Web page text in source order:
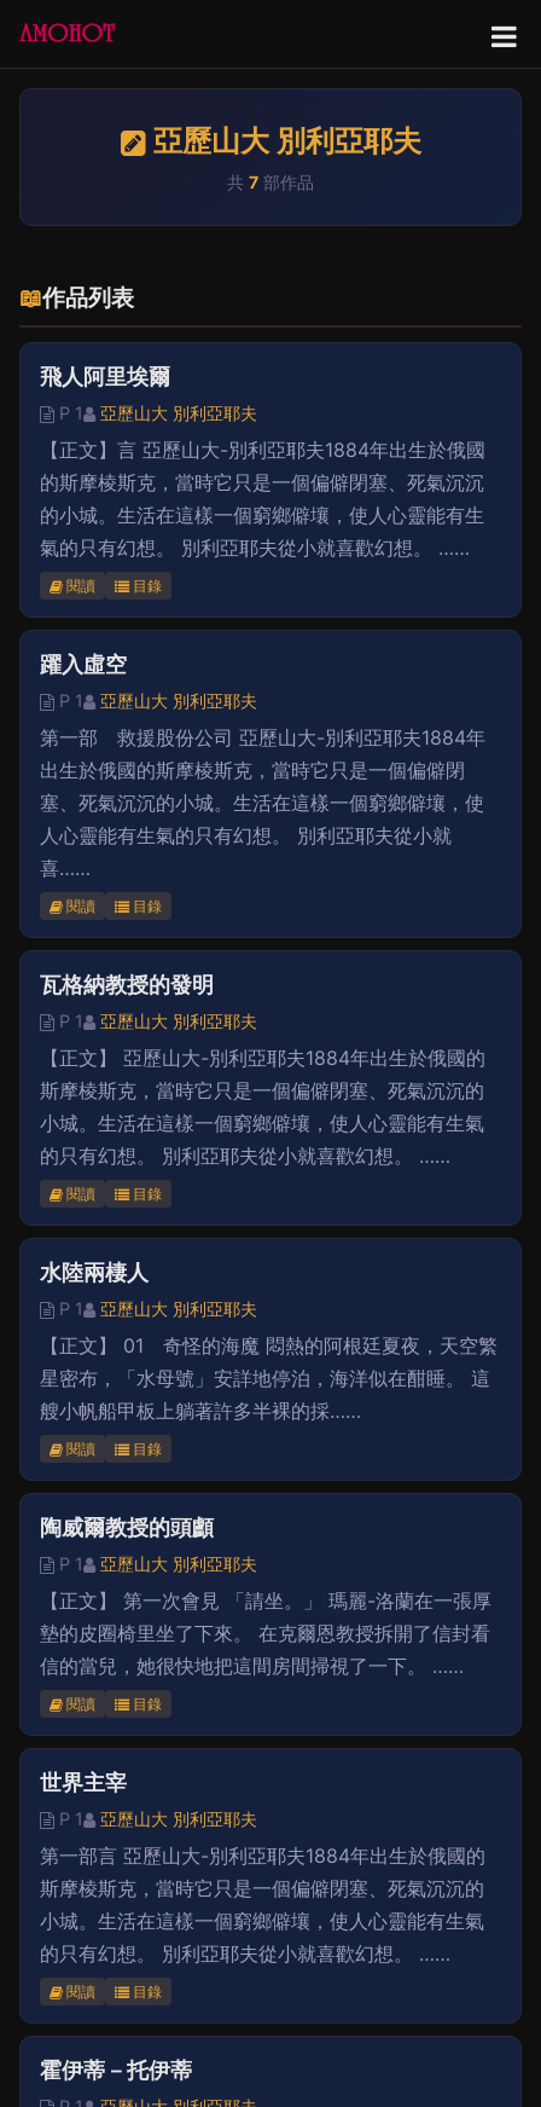
亞歷山大 別利亞耶夫
共 7 部作品
📖作品列表
飛人阿里埃爾
P 1 亞歷山大 別利亞耶夫
【正文】言 亞歷山大-別利亞耶夫1884年出生於俄國
的斯摩棱斯克，當時它只是一個偏僻閉塞、死氣沉沉
的小城。生活在這樣一個窮鄉僻壤，使人心靈能有生
氣的只有幻想。 別利亞耶夫從小就喜歡幻想。 ……
閱讀 目錄
躍入虛空
P 1 亞歷山大 別利亞耶夫
第一部 救援股份公司 亞歷山大-別利亞耶夫1884年
出生於俄國的斯摩棱斯克，當時它只是一個偏僻閉
塞、死氣沉沉的小城。生活在這樣一個窮鄉僻壤，使
人心靈能有生氣的只有幻想。 別利亞耶夫從小就
喜……
閱讀 目錄
瓦格納教授的發明
P 1 亞歷山大 別利亞耶夫
【正文】 亞歷山大-別利亞耶夫1884年出生於俄國的
斯摩棱斯克，當時它只是一個偏僻閉塞、死氣沉沉的
小城。生活在這樣一個窮鄉僻壤，使人心靈能有生氣
的只有幻想。 別利亞耶夫從小就喜歡幻想。 ……
閱讀 目錄
水陸兩棲人
P 1 亞歷山大 別利亞耶夫
【正文】 01 奇怪的海魔 悶熱的阿根廷夏夜，天空繁
星密布，「水母號」安詳地停泊，海洋似在酣睡。 這
艘小帆船甲板上躺著許多半裸的採……
閱讀 目錄
陶威爾教授的頭顱
P 1 亞歷山大 別利亞耶夫
【正文】 第一次會見 「請坐。」 瑪麗-洛蘭在一張厚
墊的皮圈椅里坐了下來。 在克爾恩教授拆開了信封看
信的當兒，她很快地把這間房間掃視了一下。 ……
閱讀 目錄
世界主宰
P 1 亞歷山大 別利亞耶夫
第一部言 亞歷山大-別利亞耶夫1884年出生於俄國的
斯摩棱斯克，當時它只是一個偏僻閉塞、死氣沉沉的
小城。生活在這樣一個窮鄉僻壤，使人心靈能有生氣
的只有幻想。 別利亞耶夫從小就喜歡幻想。 ……
閱讀 目錄
霍伊蒂－托伊蒂